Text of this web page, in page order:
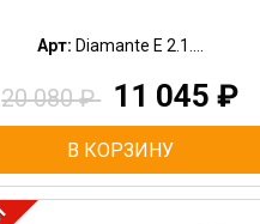
Арт: Diamante E 2.1....
20 080₽ 11 045₽
В КОРЗИНУ